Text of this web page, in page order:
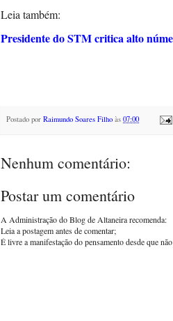
Leia também:
Presidente do STM critica alto
Postado por Raimundo Soares Filho às 07:00
Nenhum comentário:
Postar um comentário
A Administração do Blog de Altaneira recomenda:
Leia a postagem antes de comentar;
É livre a manifestação do pensamento desde que